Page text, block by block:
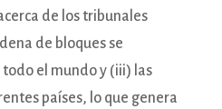
de los tribunales
de bloques se
el mundo y (iii) las
países, lo que genera